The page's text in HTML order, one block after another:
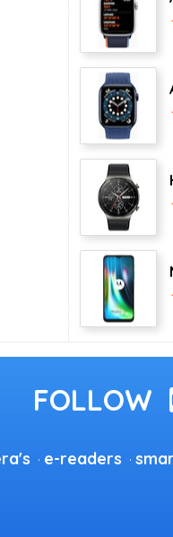
e-readers